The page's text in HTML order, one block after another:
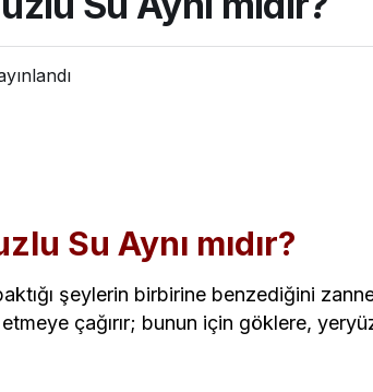
Su Aynı mıdır?
şeylerin birbirine benzediğini
çağırır; bunun için göklere,